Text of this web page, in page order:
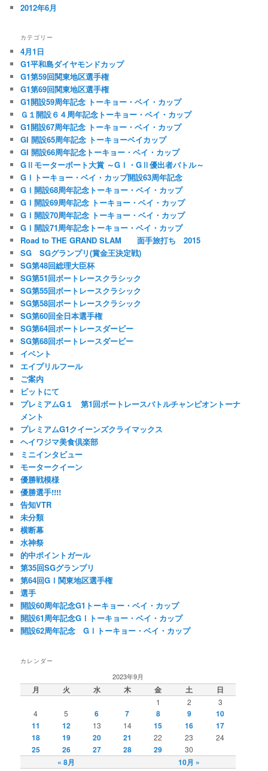
2012年6月
カテゴリー
4月1日
G1平和島ダイヤモンドカップ
G1第59回関東地区選手権
G1第69回関東地区選手権
G1開設59周年記念 トーキョー・ベイ・カップ
Ｇ１開設６４周年記念トーキョー・ベイ・カップ
G1開設67周年記念 トーキョー・ベイ・カップ
GI 開設65周年記念 トーキョーベイカップ
GI 開設66周年記念トーキョー・ベイ・カップ
GⅡモーターボート大賞 ～GⅠ・GⅡ優出者バトル～
GⅠトーキョー・ベイ・カップ開設63周年記念
GⅠ開設68周年記念トーキョー・ベイ・カップ
GⅠ開設69周年記念 トーキョー・ベイ・カップ
GⅠ開設70周年記念 トーキョー・ベイ・カップ
GⅠ開設71周年記念トーキョー・ベイ・カップ
Road to THE GRAND SLAM 面手旅打ち 2015
SG SGグランプリ(賞金王決定戦)
SG第48回総理大臣杯
SG第51回ボートレースクラシック
SG第55回ボートレースクラシック
SG第58回ボートレースクラシック
SG第60回全日本選手権
SG第64回ボートレースダービー
SG第68回ボートレースダービー
イベント
エイプリルフール
ご案内
ピットにて
プレミアムG１ 第1回ボートレースバトルチャンピオントーナ
メント
プレミアムG1クイーンズクライマックス
ヘイワジマ美食倶楽部
ミニインタビュー
モータークイーン
優勝戦模様
優勝選手!!!!
告知VTR
未分類
横断幕
水神祭
的中ポイントガール
第35回SGグランプリ
第64回GⅠ関東地区選手権
選手
開設60周年記念G1トーキョー・ベイ・カップ
開設61周年記念GⅠトーキョー・ベイ・カップ
開設62周年記念 GⅠトーキョー・ベイ・カップ
カレンダー
2023年9月
月 火 水 木 金 土 日
« 8月 10月 »
1 2
3
4
5 6 7 8 9
10
11
12 13 14 15 16
17
18
19 20 21 22 23 24
25 26 27 28 29 30